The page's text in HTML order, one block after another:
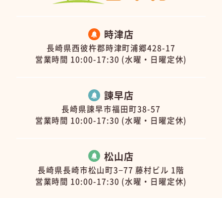
時津店
長崎県西彼杵郡時津町浦郷428-17
営業時間 10:00-17:30 (水曜・日曜定休)
諫早店
長崎県諫早市福田町38-57
営業時間 10:00-17:30 (水曜・日曜定休)
松山店
長崎県長崎市松山町3−77 藤村ビル 1階
営業時間 10:00-17:30 (水曜・日曜定休)